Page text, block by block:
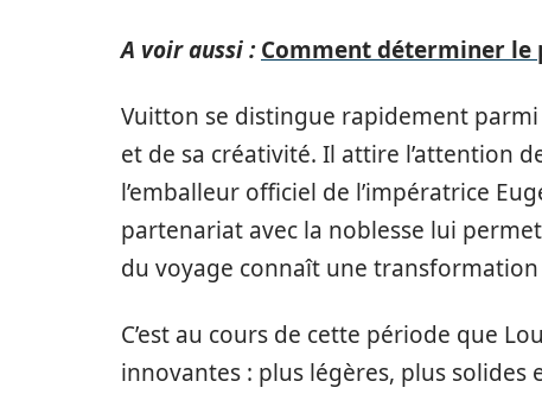
A voir aussi : Comment déterminer
Vuitton se distingue rapidement
et de sa créativité. Il attire l’attention
l’emballeur officiel de l’impératrice
partenariat avec la noblesse lui
du voyage connaît une transformation
C’est au cours de cette période que
innovantes : plus légères, plus solides